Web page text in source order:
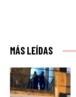
MÁS LEÍDAS